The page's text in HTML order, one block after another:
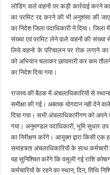
लोडिंग वाले वाहनों पर कड़ी कार्रवाई करने
का परमिट रद्द करने की भी अनुशंसा की
का निदेश जिला पदाधिकारी ने दिया। जिला
संख्या एवं परमिट लेने वाले वाहनों की संख्या
लिये वाहनो के परिचालन पर रोक लगाने
को अभियान चलाकर छापामारी कर कम
का निदेश दिया गया।
राजस्व की बैठक में अंचलाधिकारियों से
समीक्षा की गई। अबतक योगदान नही देने
दिया गया। सभी अंचलाधिकारीगण को अपने
गया। अनुमण्डल पदाधिकारी, भूमि सुधार उप
का निरीक्षण करेंगे। आयुक्त द्वारा किसी एक
समाहत्र्ता अंचलाधिकारियों के साथ
यह सुनिश्चित करेंगे कि वसूली गई राशि
कर्मचारियों के रहने का स्थान, दिन, तिथि